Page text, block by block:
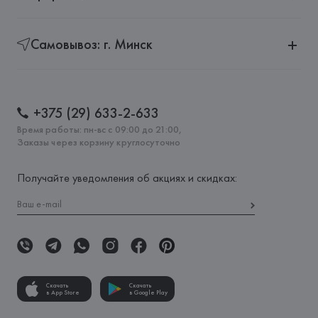
Самовывоз: г. Минск
+375 (29) 633-2-633
Время работы: пн-вс с 09:00 до 21:00,
Заказы через корзину круглосуточно
Получайте уведомления об акциях и скидках:
Скачать
в App Store
Скачать
в Google Play